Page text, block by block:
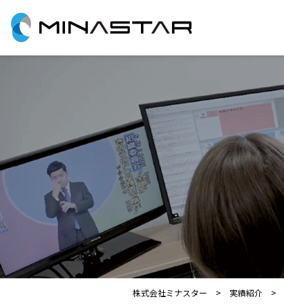
株式会社ミナスター 実績紹介